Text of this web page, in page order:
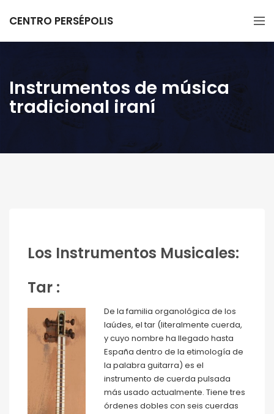
CENTRO PERSÉPOLIS
Instrumentos de música
tradicional iraní
Los Instrumentos Musicales:
Tar :
De la familia organológica de los
laúdes, el tar (literalmente cuerda,
y cuyo nombre ha llegado hasta
España dentro de la etimología de
la palabra guitarra) es el
instrumento de cuerda pulsada
más usado actualmente. Tiene tres
órdenes dobles con seis cuerdas